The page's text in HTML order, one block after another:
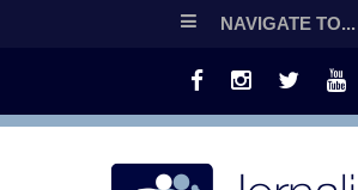
NAVIGATE TO...